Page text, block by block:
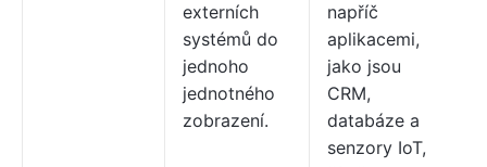
externích
systémů do
jednoho
jednotného
zobrazení.
napříč
aplikacemi,
jako jsou
CRM,
databáze a
senzory IoT,